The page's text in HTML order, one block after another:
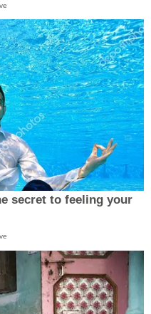
secret to feeling your